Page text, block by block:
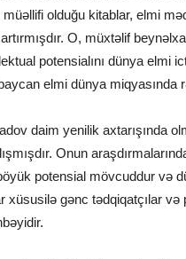
olduğu kitablar, elmi
O, müxtəlif
potensialını dünya elmi
elmi dünya miqyasında
daim yenilik axtarışında
Onun
potensial mövcuddur və
xüsusilə gənc tədqiqatçılar